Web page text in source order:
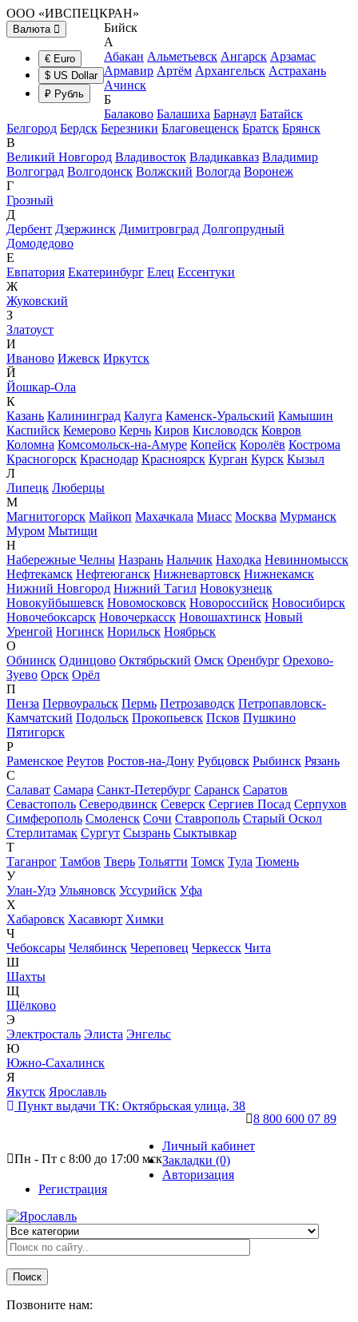
ООО «ИВСПЕЦКРАН»
Валюта
€ Euro
$ US Dollar
₽ Рубль
Бийск
А
Абакан Альметьевск Ангарск Арзамас
Армавир Артём Архангельск Астрахань
Ачинск
Б
Балаково Балашиха Барнаул Батайск
Белгород Бердск Березники Благовещенск Братск Брянск
В
Великий Новгород Владивосток Владикавказ Владимир
Волгоград Волгодонск Волжский Вологда Воронеж
Г
Грозный
Д
Дербент Дзержинск Димитровград Долгопрудный
Домодедово
Е
Евпатория Екатеринбург Елец Ессентуки
Ж
Жуковский
З
Златоуст
И
Иваново Ижевск Иркутск
Й
Йошкар-Ола
К
Казань Калининград Калуга Каменск-Уральский Камышин
Каспийск Кемерово Керчь Киров Кисловодск Ковров
Коломна Комсомольск-на-Амуре Копейск Королёв Кострома
Красногорск Краснодар Красноярск Курган Курск Кызыл
Л
Липецк Люберцы
М
Магнитогорск Майкоп Махачкала Миасс Москва Мурманск
Муром Мытищи
Н
Набережные Челны Назрань Нальчик Находка Невинномысск
Нефтекамск Нефтеюганск Нижневартовск Нижнекамск
Нижний Новгород Нижний Тагил Новокузнецк
Новокуйбышевск Новомосковск Новороссийск Новосибирск
Новочебоксарск Новочеркасск Новошахтинск Новый
Уренгой Ногинск Норильск Ноябрьск
О
Обнинск Одинцово Октябрьский Омск Оренбург Орехово-
Зуево Орск Орёл
П
Пенза Первоуральск Пермь Петрозаводск Петропавловск-
Камчатский Подольск Прокопьевск Псков Пушкино
Пятигорск
Р
Раменское Реутов Ростов-на-Дону Рубцовск Рыбинск Рязань
С
Салават Самара Санкт-Петербург Саранск Саратов
Севастополь Северодвинск Северск Сергиев Посад Серпухов
Симферополь Смоленск Сочи Ставрополь Старый Оскол
Стерлитамак Сургут Сызрань Сыктывкар
Т
Таганрог Тамбов Тверь Тольятти Томск Тула Тюмень
У
Улан-Удэ Ульяновск Уссурийск Уфа
Х
Хабаровск Хасавюрт Химки
Ч
Чебоксары Челябинск Череповец Черкесск Чита
Ш
Шахты
Щ
Щёлково
Э
Электросталь Элиста Энгельс
Ю
Южно-Сахалинск
Я
Якутск Ярославль
Пункт выдачи ТК: Октябрьская улица, 38
8 800 600 07 89
Пн - Пт с 8:00 до 17:00 мск
Личный кабинет
Закладки (0)
Авторизация
Регистрация
Поиск
Позвоните нам: